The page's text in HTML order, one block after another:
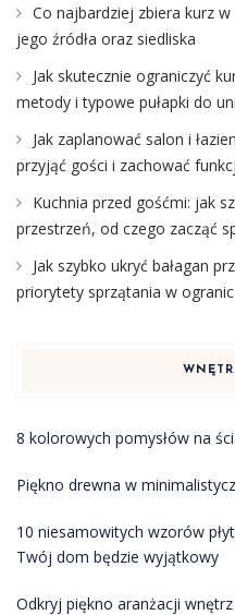
Co najbardziej zbiera kurz
jego źródła oraz siedliska
Jak skutecznie ograniczyć
metody i typowe pułapki do
Jak zaplanować salon i
przyjąć gości i zachować
Kuchnia przed gośćmi: jak
przestrzeń, od czego zacząć
Jak szybko ukryć bałagan
priorytety sprzątania w
8 kolorowych pomysłów na
Piękno drewna w
10 niesamowitych wzorów
Twój dom będzie wyjątkowy
Odkryj piękno aranżacji